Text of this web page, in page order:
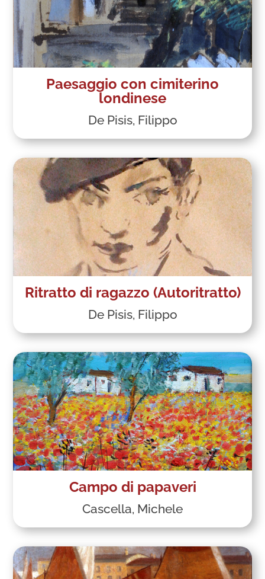
Paesaggio con cimiterino
londinese
De Pisis, Filippo
Ritratto di ragazzo (Autoritratto)
De Pisis, Filippo
Campo di papaveri
Cascella, Michele